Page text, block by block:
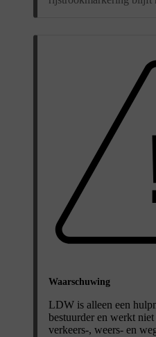
Waarschuwing
LDW is alleen een
bestuurder en werkt
verkeers-, weers- en